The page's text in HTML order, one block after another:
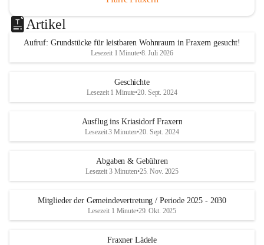
Artikel
Aufruf: Grundstücke für leistbaren Wohnraum in Fraxern gesucht!
Lesezeit 1 Minute•8. Juli 2026
Geschichte
Lesezeit 1 Minute•20. Sept. 2024
Ausflug ins Kriasidorf Fraxern
Lesezeit 3 Minuten•20. Sept. 2024
Abgaben & Gebühren
Lesezeit 3 Minuten•25. Nov. 2025
Mitglieder der Gemeindevertretung / Periode 2025 - 2030
Lesezeit 1 Minute•29. Okt. 2025
Fraxner Lädele